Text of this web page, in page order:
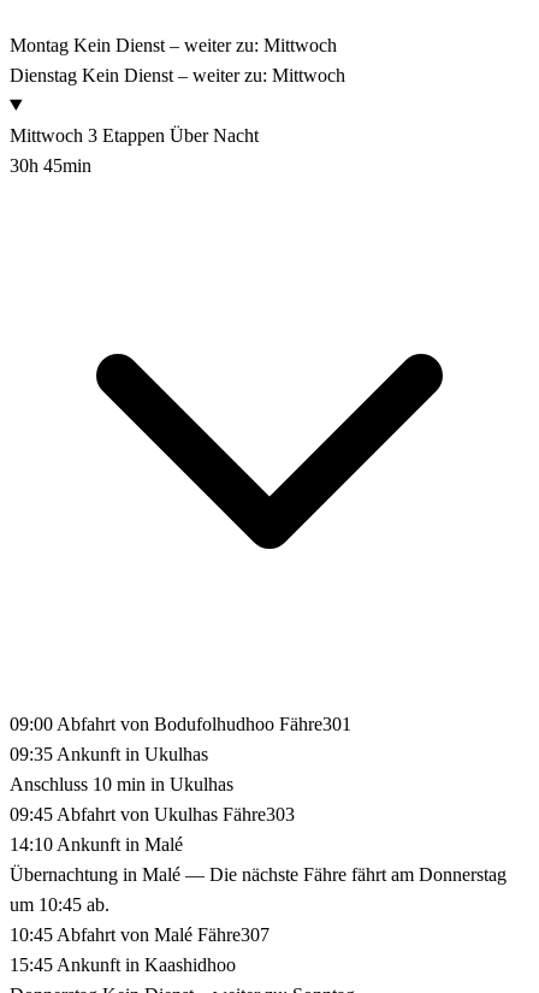
Montag Kein Dienst – weiter zu: Mittwoch
Dienstag Kein Dienst – weiter zu: Mittwoch
Mittwoch 3 Etappen Über Nacht
30h 45min
09:00 Abfahrt von Bodufolhudhoo Fähre301
09:35 Ankunft in Ukulhas
Anschluss 10 min in Ukulhas
09:45 Abfahrt von Ukulhas Fähre303
14:10 Ankunft in Malé
Übernachtung in Malé — Die nächste Fähre fährt am Donnerstag
um 10:45 ab.
10:45 Abfahrt von Malé Fähre307
15:45 Ankunft in Kaashidhoo